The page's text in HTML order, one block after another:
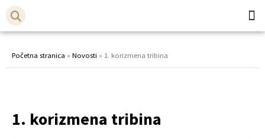
Početna stranica » Novosti » 1. korizmena tribina
1. korizmena tribina